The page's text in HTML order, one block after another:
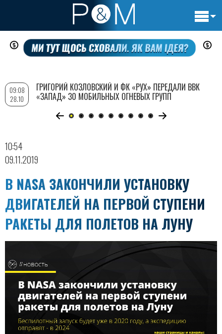
Перейти
содержанию
10:54
09.11.2019
В NASA ЗАКОНЧИЛИ УСТАНОВКУ
ДВИГАТЕЛЕЙ НА ПЕРВОЙ СТУПЕНИ
РАКЕТЫ ДЛЯ ПОЛЕТОВ НА ЛУНУ
09:08
28.10
ГРИГОРИЙ КОЗЛОВСКИЙ И ФК «РУХ» ПЕРЕДАЛИ ВВК
«ЗАПАД» 30 МОБИЛЬНЫХ ОГНЕВЫХ ГРУПП